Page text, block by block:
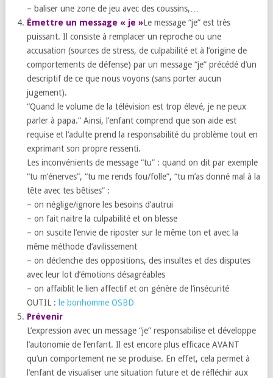
– baliser une zone de jeu avec des coussins,…
Émettre un message « je »Le message “je” est très
puissant. Il consiste à remplacer un reproche ou une
accusation (sources de stress, de culpabilité et à l’origine de
comportements de défense) par un message “je” précédé d’un
descriptif de ce que nous voyons (sans porter aucun
jugement).
“Quand le volume de la télévision est trop élevé, je ne peux
parler à papa.” Ainsi, l’enfant comprend que son aide est
requise et l’adulte prend la responsabilité du problème tout en
exprimant son propre ressenti.
Les inconvénients de message “tu” : quand on dit par exemple
“tu m’énerves”, “tu me rends fou/folle”, “tu m’as donné mal à la
tête avec tes bêtises” :
– on néglige/ignore les besoins d’autrui
– on fait naitre la culpabilité et on blesse
– on suscite l’envie de riposter sur le même ton et avec la
même méthode d’avilissement
– on déclenche des oppositions, des insultes et des disputes
avec leur lot d’émotions désagréables
– on affaiblit le lien affectif et on génère de l’insécurité
OUTIL : le bonhomme OSBD
Prévenir
L’expression avec un message “je” responsabilise et développe
l’autonomie de l’enfant. Il est encore plus efficace AVANT
qu’un comportement ne se produise. En effet, cela permet à
l’enfant de visualiser une situation future et de réfléchir aux